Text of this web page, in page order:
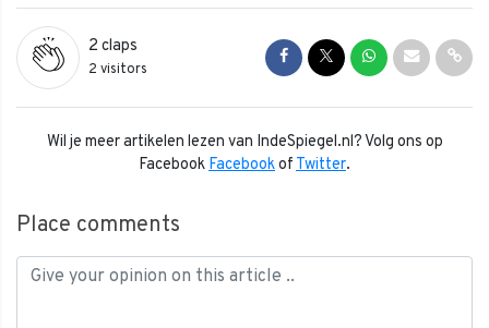
2 claps
2 visitors
Share on Facebook
Share on Twitter
Share onShare via
Wil je meer artikelen lezen van IndeSpiegel.nl? Volg ons op
FacebookFacebookofTwitter.
Place comments